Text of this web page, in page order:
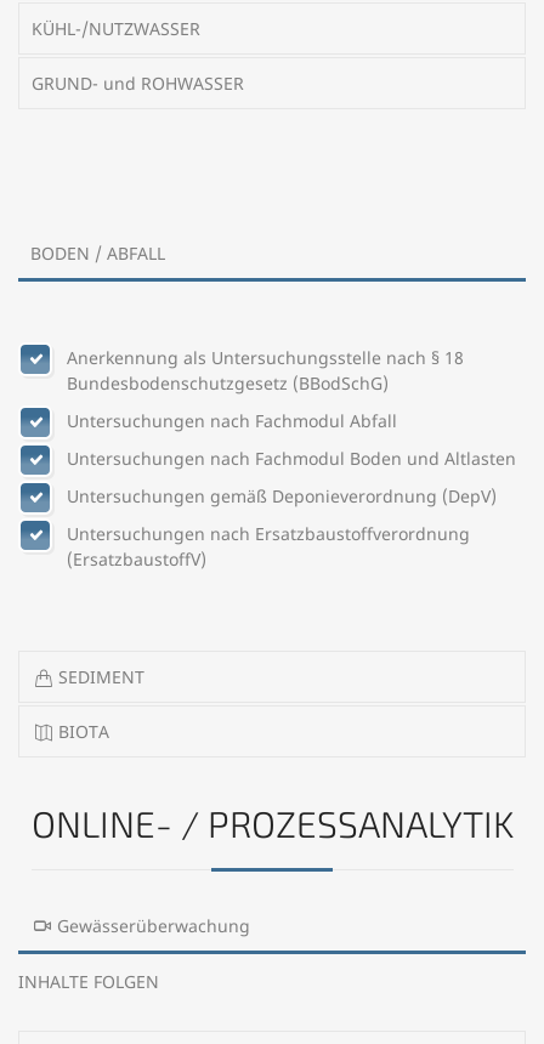
KÜHL-/NUTZWASSER
GRUND- und ROHWASSER
BODEN / ABFALL
Anerkennung als Untersuchungsstelle nach § 18
Bundesbodenschutzgesetz (BBodSchG)
Untersuchungen nach Fachmodul Abfall
Untersuchungen nach Fachmodul Boden und Altlasten
Untersuchungen gemäß Deponieverordnung (DepV)
Untersuchungen nach Ersatzbaustoffverordnung
(ErsatzbaustoffV)
SEDIMENT
BIOTA
ONLINE- / PROZESSANALYTIK
Gewässerüberwachung
INHALTE FOLGEN